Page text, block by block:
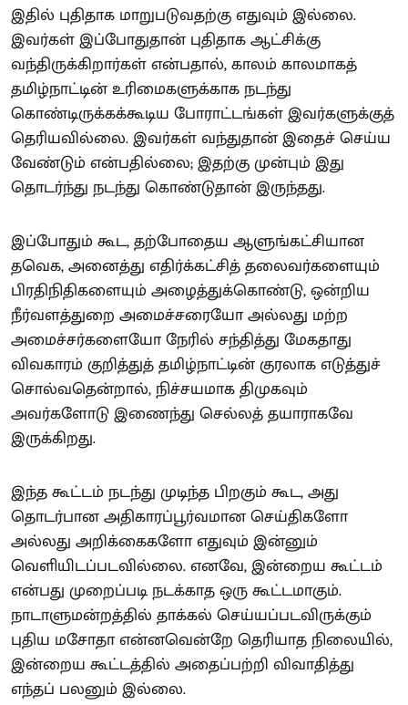
இதில் புதிதாக மாறுபடுவதற்கு எதுவும் இல்லை.
இவர்கள் இப்போதுதான் புதிதாக ஆட்சிக்கு
வந்திருக்கிறார்கள் என்பதால், காலம் காலமாகத்
தமிழ்நாட்டின் உரிமைகளுக்காக நடந்து
கொண்டிருக்கக்கூடிய போராட்டங்கள் இவர்களுக்குத்
தெரியவில்லை. இவர்கள் வந்துதான் இதைச் செய்ய
வேண்டும் என்பதில்லை; இதற்கு முன்பும் இது
தொடர்ந்து நடந்து கொண்டுதான் இருந்தது.
இப்போதும் கூட, தற்போதைய ஆளுங்கட்சியான
தவெக, அனைத்து எதிர்க்கட்சித் தலைவர்களையும்
பிரதிநிதிகளையும் அழைத்துக்கொண்டு, ஒன்றிய
நீர்வளத்துறை அமைச்சரையோ அல்லது மற்ற
அமைச்சர்களையோ நேரில் சந்தித்து மேகதாது
விவகாரம் குறித்துத் தமிழ்நாட்டின் குரலாக எடுத்துச்
சொல்வதென்றால், நிச்சயமாக திமுகவும்
அவர்களோடு இணைந்து செல்லத் தயாராகவே
இருக்கிறது.
இந்த கூட்டம் நடந்து முடிந்த பிறகும் கூட, அது
தொடர்பான அதிகாரப்பூர்வமான செய்திகளோ
அல்லது அறிக்கைகளோ எதுவும் இன்னும்
வெளியிடப்படவில்லை. எனவே, இன்றைய கூட்டம்
என்பது முறைப்படி நடக்காத ஒரு கூட்டமாகும்.
நாடாளுமன்றத்தில் தாக்கல் செய்யப்படவிருக்கும்
புதிய மசோதா என்னவென்றே தெரியாத நிலையில்,
இன்றைய கூட்டத்தில் அதைப்பற்றி விவாதித்து
எந்தப் பலனும் இல்லை.